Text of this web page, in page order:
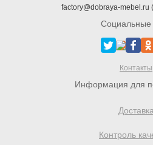
factory@dobraya-mebel.ru
Социальные
Контакты
Информация для
Доставка
Контроль